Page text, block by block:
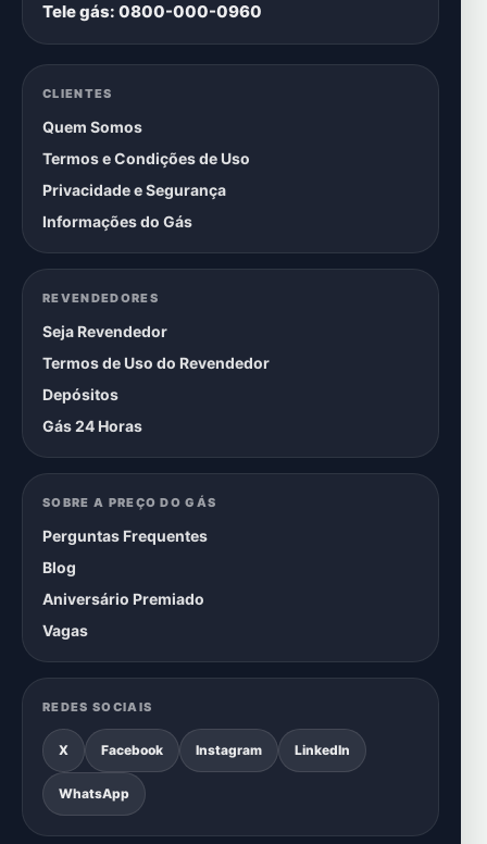
Tele gás: 0800-000-0960
CLIENTES
Quem Somos
Termos e Condições de Uso
Privacidade e Segurança
Informações do Gás
REVENDEDORES
Seja Revendedor
Termos de Uso do Revendedor
Depósitos
Gás 24 Horas
SOBRE A PREÇO DO GÁS
Perguntas Frequentes
Blog
Aniversário Premiado
Vagas
REDES SOCIAIS
X Facebook Instagram LinkedIn
WhatsApp